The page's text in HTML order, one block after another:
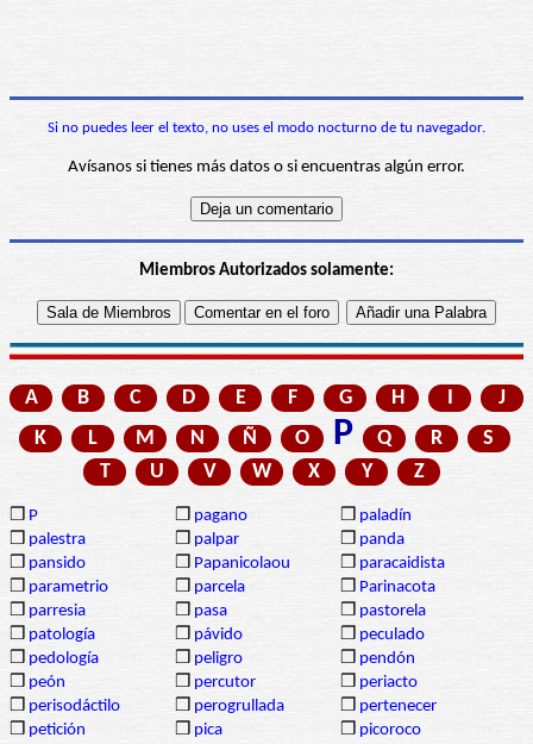
Si no puedes leer el texto, no uses el modo nocturno de tu navegador.
Avísanos si tienes más datos o si encuentras algún error.
Miembros Autorizados solamente:
A B C D E F G H I
J
K
L M N Ñ O P Q R
S
T
U V W X Y Z
❒ P ❒ pagano ❒ paladín
❒ palestra ❒ palpar ❒ panda
❒ pansido ❒ Papanicolaou ❒ paracaidista
❒ parametrio ❒ parcela ❒ Parinacota
❒ parresia ❒ pasa ❒ pastorela
❒ patología ❒ pávido ❒ peculado
❒ pedología ❒ peligro ❒ pendón
❒ peón ❒ percutor ❒ periacto
❒ perisodáctilo ❒ perogrullada ❒ pertenecer
❒ petición ❒ pica ❒ picoroco